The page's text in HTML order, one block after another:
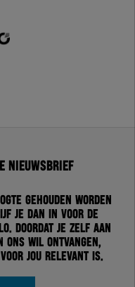
nieuwsbrief
gehouden worden
je dan in voor de
Doordat je zelf aan
ons wil ontvangen,
jou relevant is.